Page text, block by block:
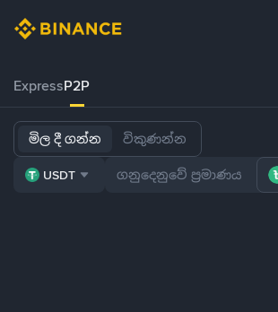
ExpressP2P
මිල දී ගන්න විකුණන්න
USDT